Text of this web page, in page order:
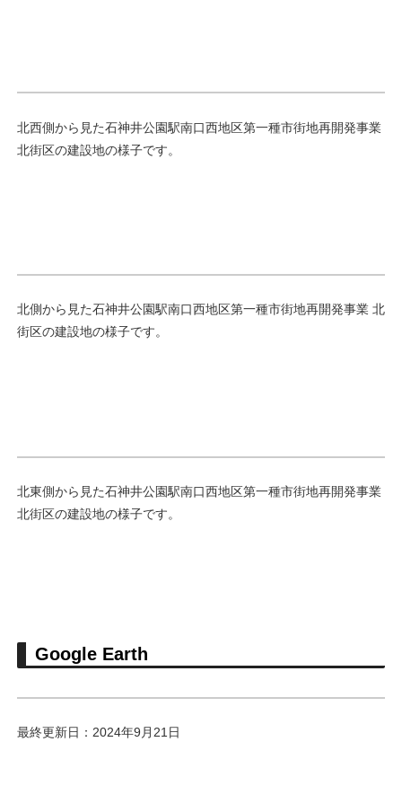
北西側から見た石神井公園駅南口西地区第一種市街地再開発事業
北街区の建設地の様子です。
北側から見た石神井公園駅南口西地区第一種市街地再開発事業 北
街区の建設地の様子です。
北東側から見た石神井公園駅南口西地区第一種市街地再開発事業
北街区の建設地の様子です。
Google Earth
最終更新日：2024年9月21日